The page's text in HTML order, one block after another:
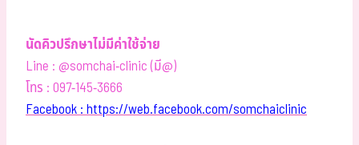
นัดคิวปรึกษาไม่มีค่าใช้จ่าย
Line : @somchai-clinic (มี@)
โทร : 097-145-3666
Facebook : https://web.facebook.com/somchaiclinic